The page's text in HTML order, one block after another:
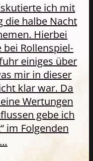
ich mit
die halbe Nacht
Hierbei
Rollenspiel-
einiges über
mir in dieser
klar war. Da
Wertungen
gebe ich
im Folgenden